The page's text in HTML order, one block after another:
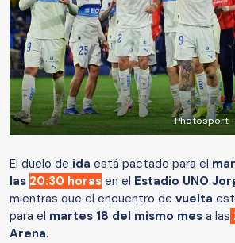
Photosport
El duelo de ida está pactado para el
las 20:30 horas en el Estadio UNO
mientras que el encuentro de vuelta
para el martes 18 del mismo mes a las
Arena.